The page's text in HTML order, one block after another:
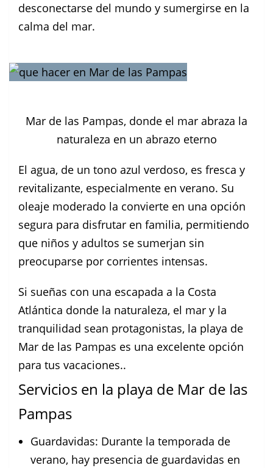
desconectarse del mundo y sumergirse en la
calma del mar.
Mar de las Pampas, donde el mar abraza la
naturaleza en un abrazo eterno
El agua, de un tono azul verdoso, es fresca y
revitalizante, especialmente en verano. Su
oleaje moderado la convierte en una opción
segura para disfrutar en familia, permitiendo
que niños y adultos se sumerjan sin
preocuparse por corrientes intensas.
Si sueñas con una escapada a la Costa
Atlántica donde la naturaleza, el mar y la
tranquilidad sean protagonistas, la playa de
Mar de las Pampas es una excelente opción
para tus vacaciones..
Servicios en la playa de Mar de las
Pampas
Guardavidas: Durante la temporada de
verano, hay presencia de guardavidas en